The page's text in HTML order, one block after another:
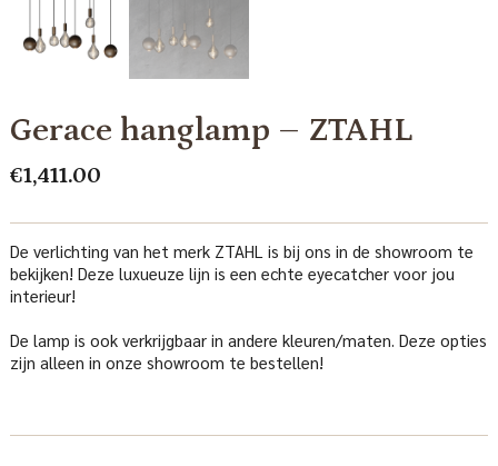
Gerace hanglamp – ZTAHL
€1,411.00
De verlichting van het merk ZTAHL is bij ons in de showroom te
bekijken! Deze luxueuze lijn is een echte eyecatcher voor jou
interieur!
De lamp is ook verkrijgbaar in andere kleuren/maten. Deze opties
zijn alleen in onze showroom te bestellen!